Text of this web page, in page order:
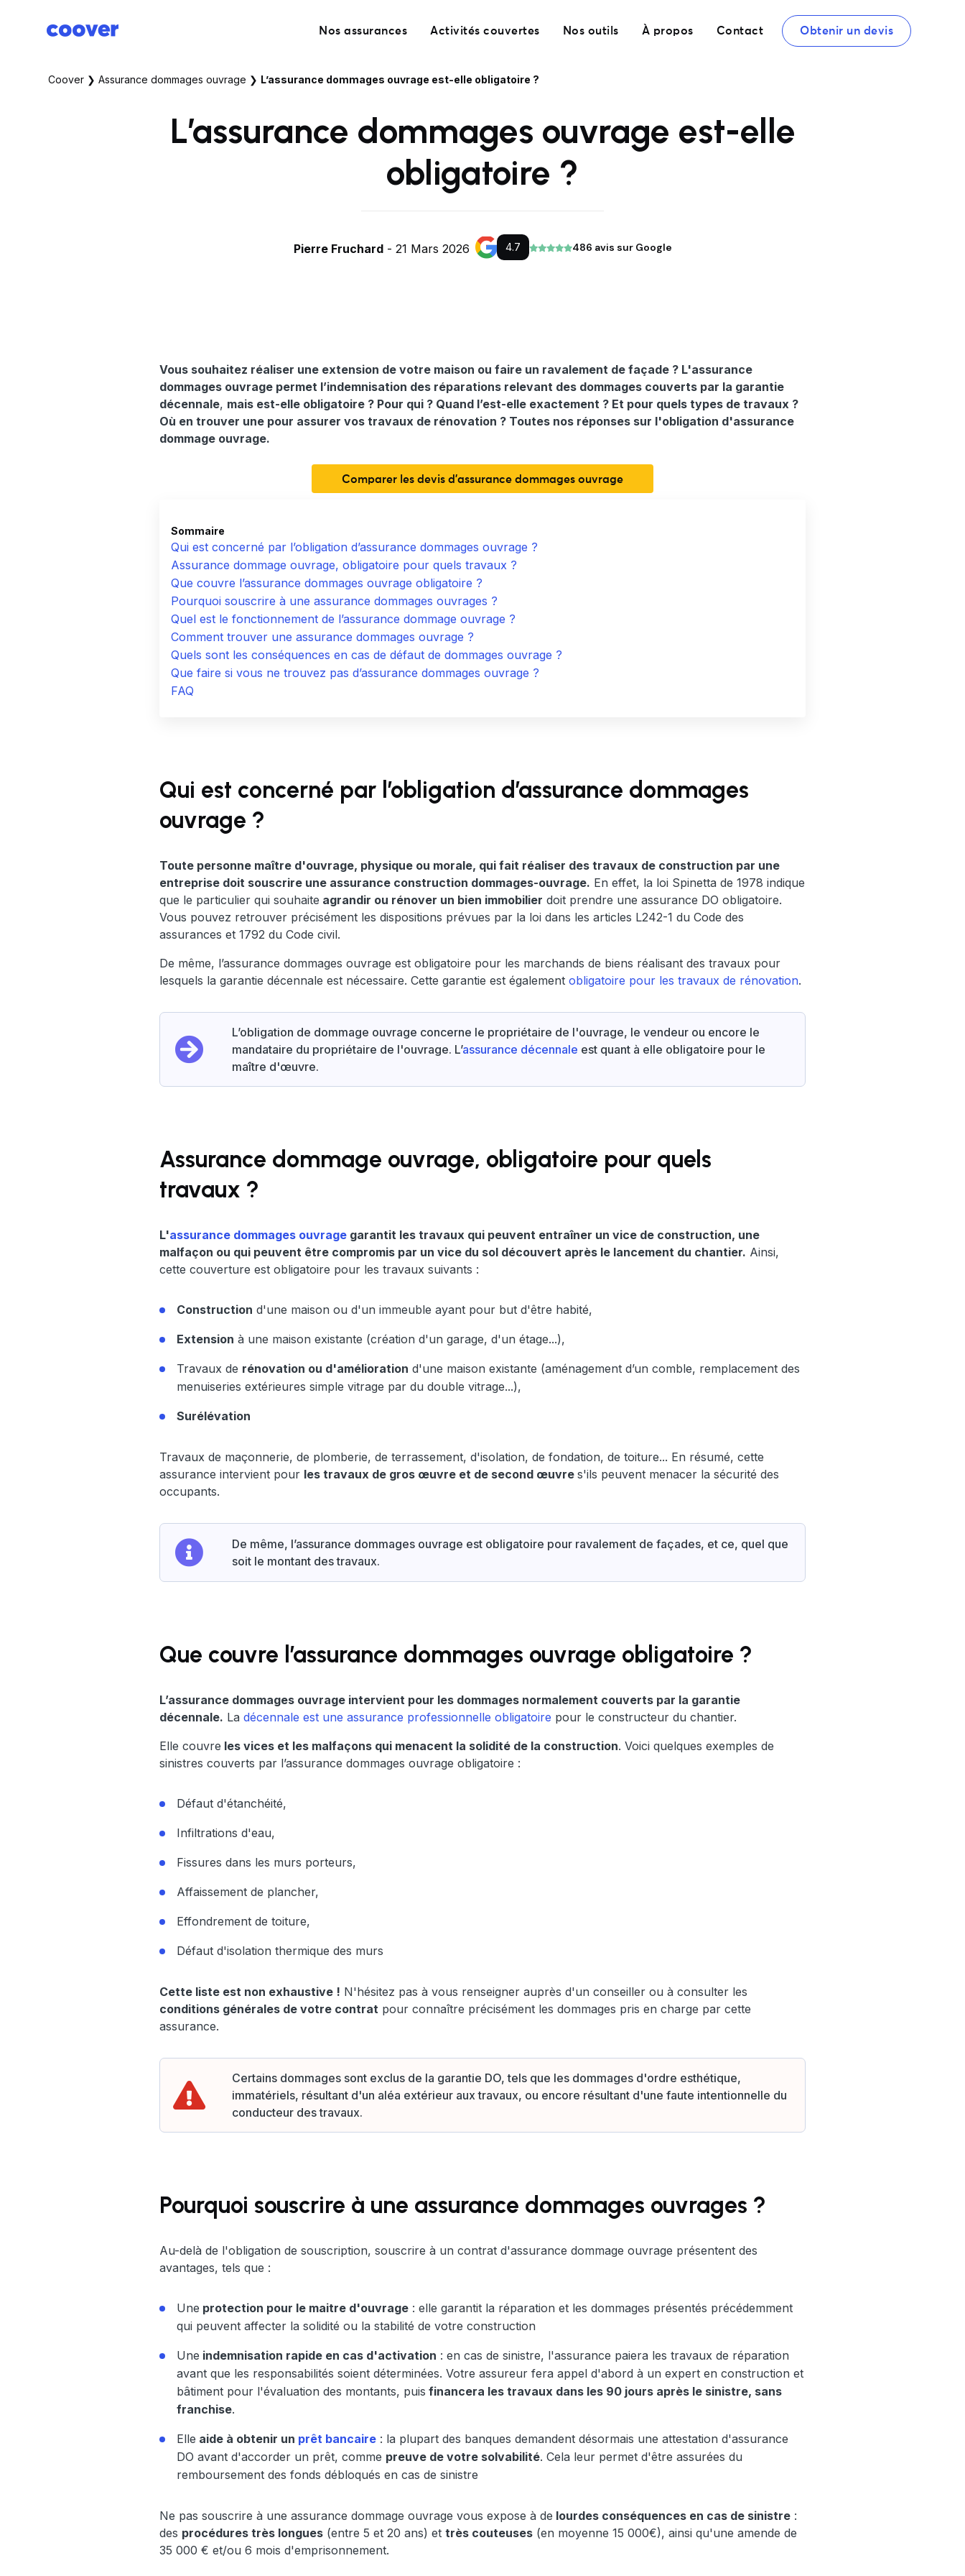
Nos assurances Activités couvertes Nos outils À propos Contact Obtenir un devis
Coover ❯ Assurance dommages ouvrage ❯ L’assurance dommages ouvrage est-elle obligatoire ?
L’assurance dommages ouvrage est-elle
obligatoire ?
Pierre Fruchard- 21 Mars 2026 4.7 486 avis sur Google
Vous souhaitez réaliser une extension de votre maison ou faire un ravalement de façade ? L'assurance
dommages ouvrage permet l’indemnisation des réparations relevant des dommages couverts par la garantie
décennale, mais est-elle obligatoire ? Pour qui ? Quand l’est-elle exactement ? Et pour quels types de travaux ?
Où en trouver une pour assurer vos travaux de rénovation ? Toutes nos réponses sur l'obligation d'assurance
dommage ouvrage.
Comparer les devis d'assurance dommages ouvrage
Sommaire
Qui est concerné par l’obligation d’assurance dommages ouvrage ?
Assurance dommage ouvrage, obligatoire pour quels travaux ?
Que couvre l’assurance dommages ouvrage obligatoire ?
Pourquoi souscrire à une assurance dommages ouvrages ?
Quel est le fonctionnement de l’assurance dommage ouvrage ?
Comment trouver une assurance dommages ouvrage ?
Quels sont les conséquences en cas de défaut de dommages ouvrage ?
Que faire si vous ne trouvez pas d’assurance dommages ouvrage ?
FAQ
Qui est concerné par l’obligation d’assurance dommages
ouvrage ?
Toute personne maître d'ouvrage, physique ou morale, qui fait réaliser des travaux de construction par une
entreprise doit souscrire une assurance construction dommages-ouvrage. En effet, la loi Spinetta de 1978 indique
que le particulier qui souhaite agrandir ou rénover un bien immobilier doit prendre une assurance DO obligatoire.
Vous pouvez retrouver précisément les dispositions prévues par la loi dans les articles L242-1 du Code des
assurances et 1792 du Code civil.
De même, l’assurance dommages ouvrage est obligatoire pour les marchands de biens réalisant des travaux pour
lesquels la garantie décennale est nécessaire. Cette garantie est également obligatoire pour les travaux de rénovation.
L’obligation de dommage ouvrage concerne le propriétaire de l'ouvrage, le vendeur ou encore le
mandataire du propriétaire de l'ouvrage. L’assurance décennale est quant à elle obligatoire pour le
maître d'œuvre.
Assurance dommage ouvrage, obligatoire pour quels
travaux ?
L'assurance dommages ouvrage garantit les travaux qui peuvent entraîner un vice de construction, une
malfaçon ou qui peuvent être compromis par un vice du sol découvert après le lancement du chantier. Ainsi,
cette couverture est obligatoire pour les travaux suivants :
Construction d'une maison ou d'un immeuble ayant pour but d'être habité,
Extension à une maison existante (création d'un garage, d'un étage...),
Travaux de rénovation ou d'amélioration d'une maison existante (aménagement d’un comble, remplacement des
menuiseries extérieures simple vitrage par du double vitrage...),
Surélévation
Travaux de maçonnerie, de plomberie, de terrassement, d'isolation, de fondation, de toiture... En résumé, cette
assurance intervient pour les travaux de gros œuvre et de second œuvre s'ils peuvent menacer la sécurité des
occupants.
De même, l’assurance dommages ouvrage est obligatoire pour ravalement de façades, et ce, quel que
soit le montant des travaux.
Que couvre l’assurance dommages ouvrage obligatoire ?
L’assurance dommages ouvrage intervient pour les dommages normalement couverts par la garantie
décennale. La décennale est une assurance professionnelle obligatoire pour le constructeur du chantier.
Elle couvre les vices et les malfaçons qui menacent la solidité de la construction. Voici quelques exemples de
sinistres couverts par l’assurance dommages ouvrage obligatoire :
Défaut d'étanchéité,
Infiltrations d'eau,
Fissures dans les murs porteurs,
Affaissement de plancher,
Effondrement de toiture,
Défaut d'isolation thermique des murs
Cette liste est non exhaustive ! N'hésitez pas à vous renseigner auprès d'un conseiller ou à consulter les
conditions générales de votre contrat pour connaître précisément les dommages pris en charge par cette
assurance.
Certains dommages sont exclus de la garantie DO, tels que les dommages d'ordre esthétique,
immatériels, résultant d'un aléa extérieur aux travaux, ou encore résultant d'une faute intentionnelle du
conducteur des travaux.
Pourquoi souscrire à une assurance dommages ouvrages ?
Au-delà de l'obligation de souscription, souscrire à un contrat d'assurance dommage ouvrage présentent des
avantages, tels que :
Une protection pour le maitre d'ouvrage : elle garantit la réparation et les dommages présentés précédemment
qui peuvent affecter la solidité ou la stabilité de votre construction
Une indemnisation rapide en cas d'activation : en cas de sinistre, l'assurance paiera les travaux de réparation
avant que les responsabilités soient déterminées. Votre assureur fera appel d'abord à un expert en construction et
bâtiment pour l'évaluation des montants, puis financera les travaux dans les 90 jours après le sinistre, sans
franchise.
Elle aide à obtenir un prêt bancaire : la plupart des banques demandent désormais une attestation d'assurance
DO avant d'accorder un prêt, comme preuve de votre solvabilité. Cela leur permet d'être assurées du
remboursement des fonds débloqués en cas de sinistre
Ne pas souscrire à une assurance dommage ouvrage vous expose à de lourdes conséquences en cas de sinistre :
des procédures très longues (entre 5 et 20 ans) et très couteuses (en moyenne 15 000€), ainsi qu'une amende de
35 000 € et/ou 6 mois d'emprisonnement.